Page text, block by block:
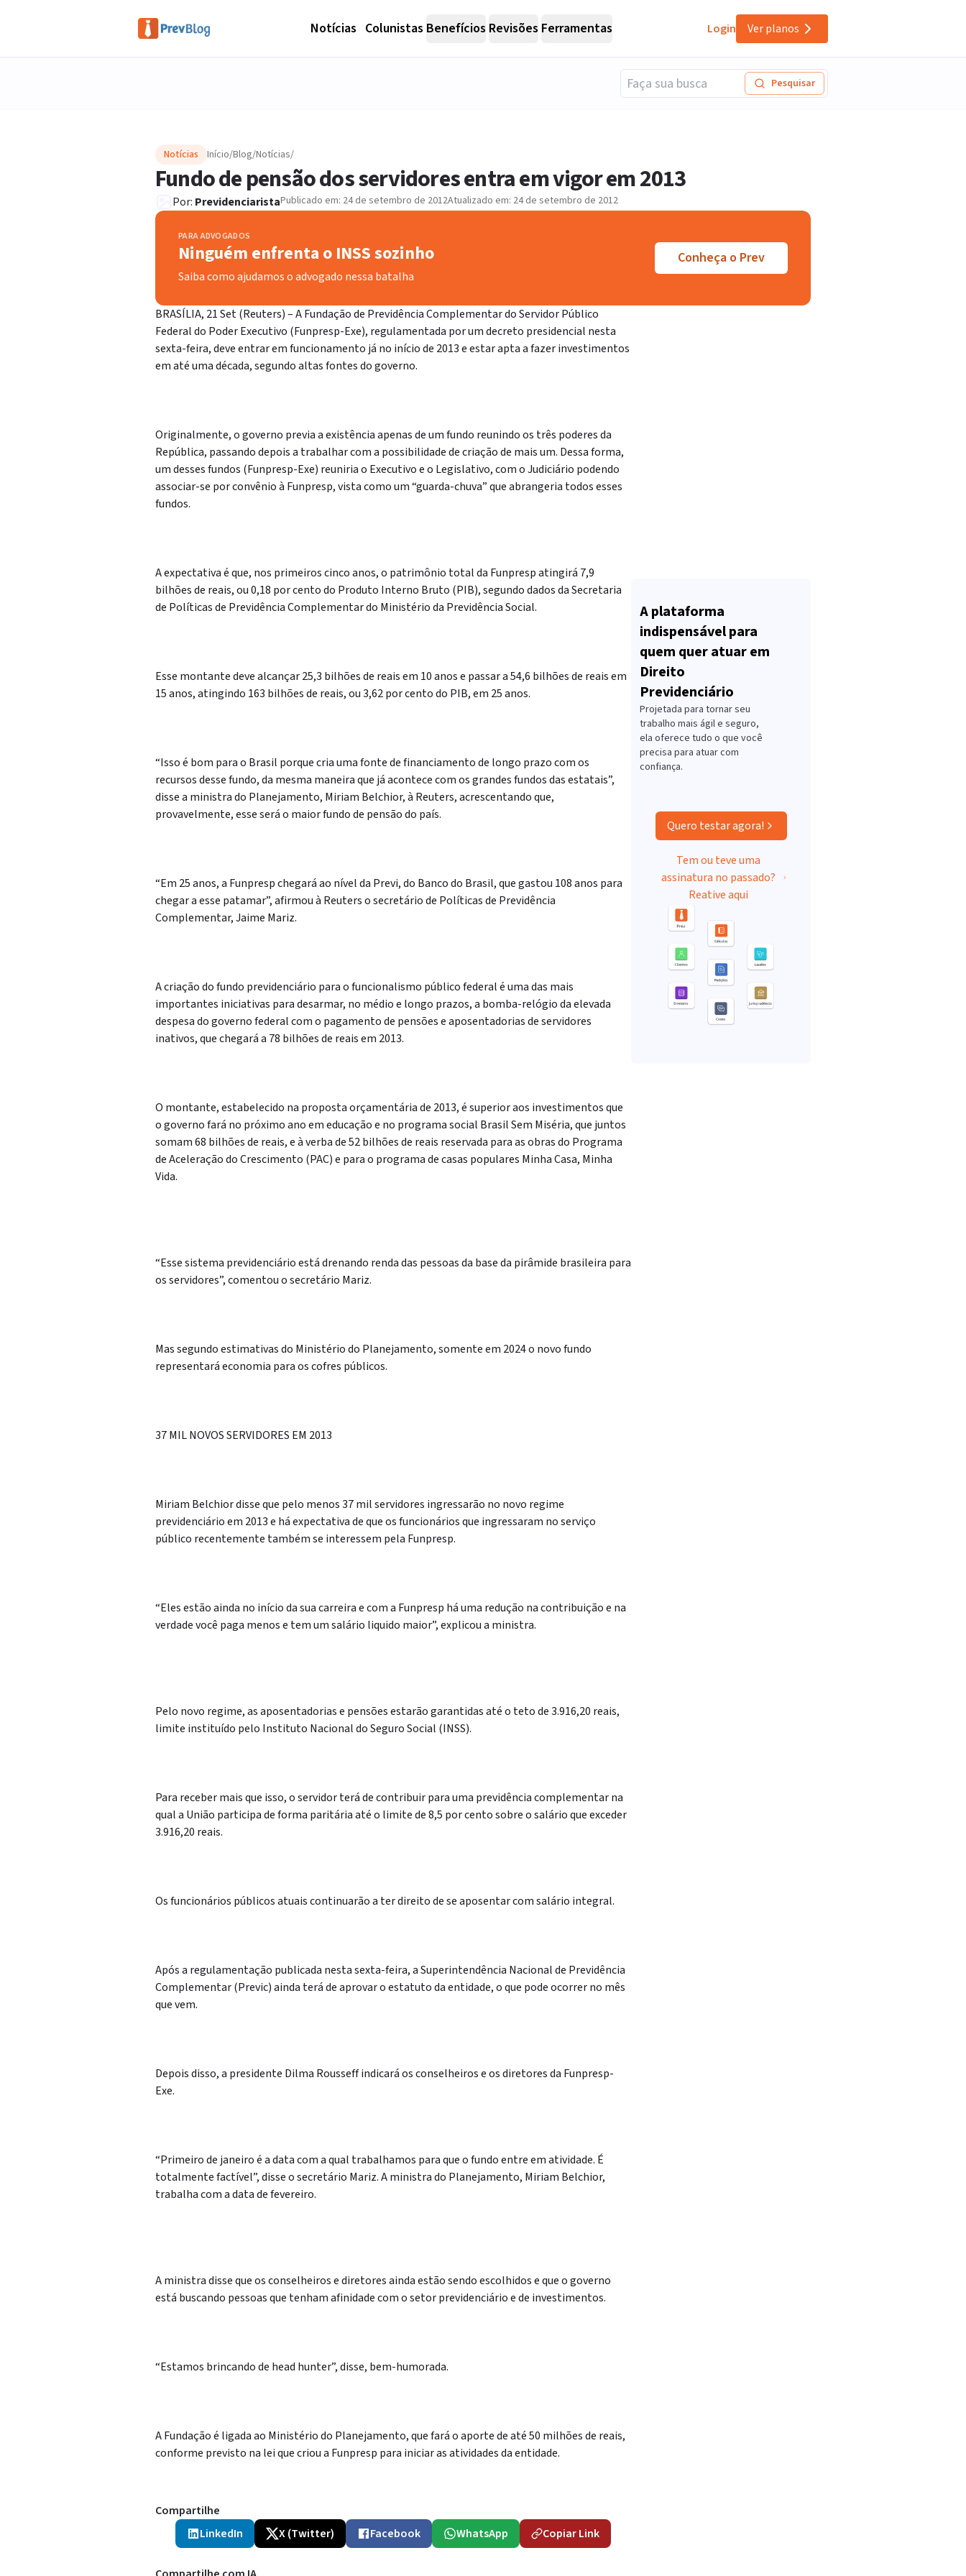
Notícias Colunistas Benefícios Revisões Ferramentas Login Ver planos
Pesquisar
Notícias Início/Blog/Notícias/
Fundo de pensão dos servidores entra em vigor em 2013
Por: PrevidenciaristaPublicado em: 24 de setembro de 2012Atualizado em: 24 de setembro de 2012
PARA ADVOGADOS
Ninguém enfrenta o INSS sozinho
Saiba como ajudamos o advogado nessa batalha
Conheça o Prev
BRASÍLIA, 21 Set (Reuters) – A Fundação de Previdência Complementar do Servidor Público
Federal do Poder Executivo (Funpresp-Exe), regulamentada por um decreto presidencial nesta
sexta-feira, deve entrar em funcionamento já no início de 2013 e estar apta a fazer investimentos
em até uma década, segundo altas fontes do governo.
Originalmente, o governo previa a existência apenas de um fundo reunindo os três poderes da
República, passando depois a trabalhar com a possibilidade de criação de mais um. Dessa forma,
um desses fundos (Funpresp-Exe) reuniria o Executivo e o Legislativo, com o Judiciário podendo
associar-se por convênio à Funpresp, vista como um “guarda-chuva” que abrangeria todos esses
fundos.
A expectativa é que, nos primeiros cinco anos, o patrimônio total da Funpresp atingirá 7,9
bilhões de reais, ou 0,18 por cento do Produto Interno Bruto (PIB), segundo dados da Secretaria
de Políticas de Previdência Complementar do Ministério da Previdência Social.
Esse montante deve alcançar 25,3 bilhões de reais em 10 anos e passar a 54,6 bilhões de reais em
15 anos, atingindo 163 bilhões de reais, ou 3,62 por cento do PIB, em 25 anos.
“Isso é bom para o Brasil porque cria uma fonte de financiamento de longo prazo com os
recursos desse fundo, da mesma maneira que já acontece com os grandes fundos das estatais”,
disse a ministra do Planejamento, Miriam Belchior, à Reuters, acrescentando que,
provavelmente, esse será o maior fundo de pensão do país.
“Em 25 anos, a Funpresp chegará ao nível da Previ, do Banco do Brasil, que gastou 108 anos para
chegar a esse patamar”, afirmou à Reuters o secretário de Políticas de Previdência
Complementar, Jaime Mariz.
A criação do fundo previdenciário para o funcionalismo público federal é uma das mais
importantes iniciativas para desarmar, no médio e longo prazos, a bomba-relógio da elevada
despesa do governo federal com o pagamento de pensões e aposentadorias de servidores
inativos, que chegará a 78 bilhões de reais em 2013.
O montante, estabelecido na proposta orçamentária de 2013, é superior aos investimentos que
o governo fará no próximo ano em educação e no programa social Brasil Sem Miséria, que juntos
somam 68 bilhões de reais, e à verba de 52 bilhões de reais reservada para as obras do Programa
de Aceleração do Crescimento (PAC) e para o programa de casas populares Minha Casa, Minha
Vida.
“Esse sistema previdenciário está drenando renda das pessoas da base da pirâmide brasileira para
os servidores”, comentou o secretário Mariz.
Mas segundo estimativas do Ministério do Planejamento, somente em 2024 o novo fundo
representará economia para os cofres públicos.
37 MIL NOVOS SERVIDORES EM 2013
Miriam Belchior disse que pelo menos 37 mil servidores ingressarão no novo regime
previdenciário em 2013 e há expectativa de que os funcionários que ingressaram no serviço
público recentemente também se interessem pela Funpresp.
“Eles estão ainda no início da sua carreira e com a Funpresp há uma redução na contribuição e na
verdade você paga menos e tem um salário liquido maior”, explicou a ministra.
Pelo novo regime, as aposentadorias e pensões estarão garantidas até o teto de 3.916,20 reais,
limite instituído pelo Instituto Nacional do Seguro Social (INSS).
Para receber mais que isso, o servidor terá de contribuir para uma previdência complementar na
qual a União participa de forma paritária até o limite de 8,5 por cento sobre o salário que exceder
3.916,20 reais.
Os funcionários públicos atuais continuarão a ter direito de se aposentar com salário integral.
Após a regulamentação publicada nesta sexta-feira, a Superintendência Nacional de Previdência
Complementar (Previc) ainda terá de aprovar o estatuto da entidade, o que pode ocorrer no mês
que vem.
Depois disso, a presidente Dilma Rousseff indicará os conselheiros e os diretores da Funpresp-
Exe.
“Primeiro de janeiro é a data com a qual trabalhamos para que o fundo entre em atividade. É
totalmente factível”, disse o secretário Mariz. A ministra do Planejamento, Miriam Belchior,
trabalha com a data de fevereiro.
A ministra disse que os conselheiros e diretores ainda estão sendo escolhidos e que o governo
está buscando pessoas que tenham afinidade com o setor previdenciário e de investimentos.
“Estamos brincando de head hunter”, disse, bem-humorada.
A Fundação é ligada ao Ministério do Planejamento, que fará o aporte de até 50 milhões de reais,
conforme previsto na lei que criou a Funpresp para iniciar as atividades da entidade.
Compartilhe
LinkedIn
X (Twitter) Facebook WhatsApp Copiar Link
A plataforma
indispensável para
quem quer atuar em
Direito
Previdenciário
Projetada para tornar seu
trabalho mais ágil e seguro,
ela oferece tudo o que você
precisa para atuar com
confiança.
Quero testar agora!
Tem ou teve uma
assinatura no passado?
Reative aqui